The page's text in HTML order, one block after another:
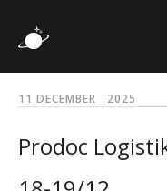
11 DECEMBER 2025
Prodoc